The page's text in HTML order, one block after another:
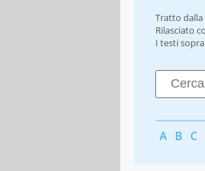
Tratto dalla
Rilasciato
I testi
A B C